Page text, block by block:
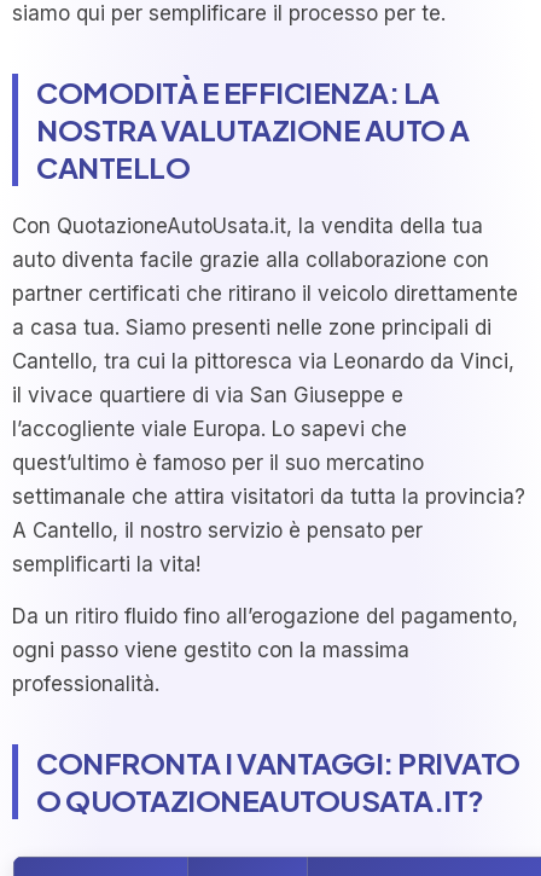
siamo qui per semplificare il processo per te.
COMODITÀ E EFFICIENZA: LA
NOSTRA VALUTAZIONE AUTO A
CANTELLO
Con QuotazioneAutoUsata.it, la vendita della tua
auto diventa facile grazie alla collaborazione con
partner certificati che ritirano il veicolo direttamente
a casa tua. Siamo presenti nelle zone principali di
Cantello, tra cui la pittoresca via Leonardo da Vinci,
il vivace quartiere di via San Giuseppe e
l’accogliente viale Europa. Lo sapevi che
quest’ultimo è famoso per il suo mercatino
settimanale che attira visitatori da tutta la provincia?
A Cantello, il nostro servizio è pensato per
semplificarti la vita!
Da un ritiro fluido fino all’erogazione del pagamento,
ogni passo viene gestito con la massima
professionalità.
CONFRONTA I VANTAGGI: PRIVATO
O QUOTAZIONEAUTOUSATA.IT?